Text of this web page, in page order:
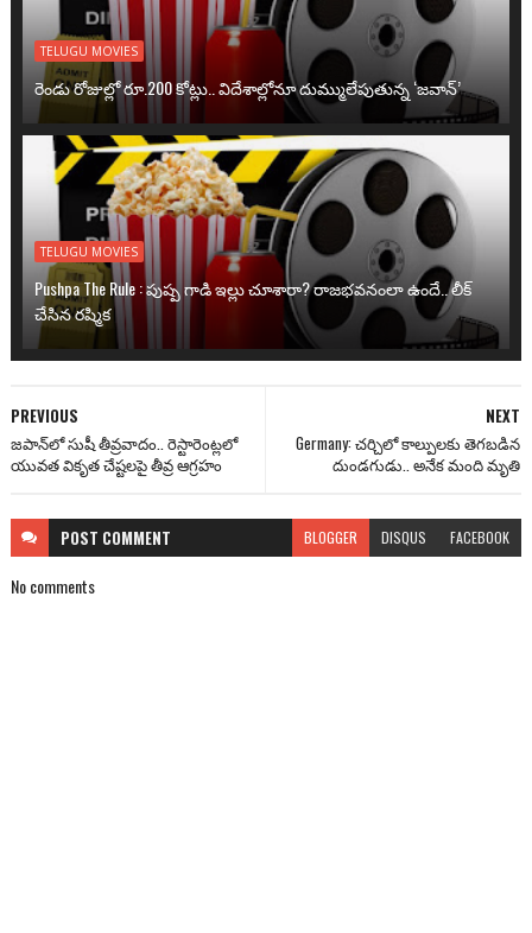
TELUGU MOVIES
రెండు రోజుల్లో రూ.200 కోట్లు.. విదేశాల్లోనూ దుమ్ములేపుతున్న ‘జవాన్’
TELUGU MOVIES
Pushpa The Rule : పుష్ప గాడి ఇల్లు చూశారా? రాజభవనంలా ఉందే.. లీక్
చేసిన రష్మిక
NEXT
Germany: చర్చిలో కాల్పులకు తెగబడిన
దుండగుడు.. అనేక మంది మృతి
PREVIOUS
జపాన్‌లో సుషీ తీవ్రవాదం.. రెస్టారెంట్లలో
యువత వికృత చేష్టలపై తీవ్ర ఆగ్రహం
POST COMMENT BLOGGER DISQUS FACEBOOK
No comments